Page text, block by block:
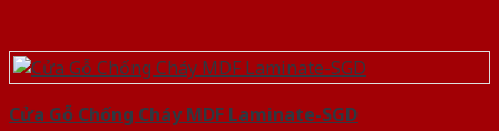
Cửa Gỗ Chống Cháy MDF Laminate-SGD